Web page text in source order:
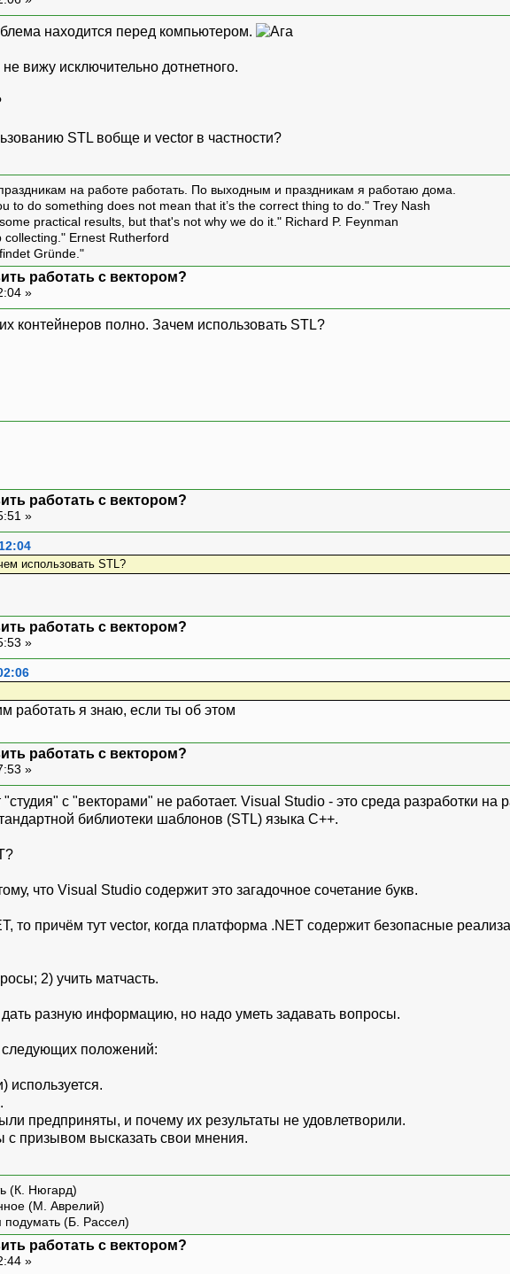
находится перед компьютером.
вижу исключительно дотнетного.
STL вобще и vector в частности?
на работе работать. По выходным и праздникам я работаю дома.
to do something does not mean that it’s the correct thing to do." Trey Nash
practical results, but that's not why we do it." Richard P. Feynman
Ernest Rutherford
Gründe."
работать с вектором?
»
контейнеров полно. Зачем использовать STL?
работать с вектором?
»
использовать STL?
работать с вектором?
»
работать я знаю, если ты об этом
работать с вектором?
»
с "векторами" не работает. Visual Studio - это среда разработки
библиотеки шаблонов (STL) языка C++.
что Visual Studio содержит это загадочное сочетание букв.
то причём тут vector, когда платформа .NET содержит безопасные
2) учить матчасть.
дать разную информацию, но надо уметь задавать вопросы.
следующих положений:
используется.
предприняты, и почему их результаты не удовлетворили.
призывом высказать свои мнения.
(К. Нюгард)
(М. Аврелий)
подумать (Б. Рассел)
работать с вектором?
»